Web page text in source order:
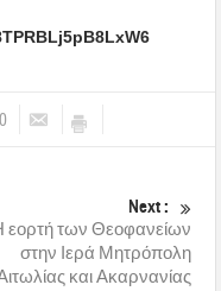
0
Next :
εορτή των Θεοφανείων
στην Ιερά Μητρόπολη
και Ακαρνανίας